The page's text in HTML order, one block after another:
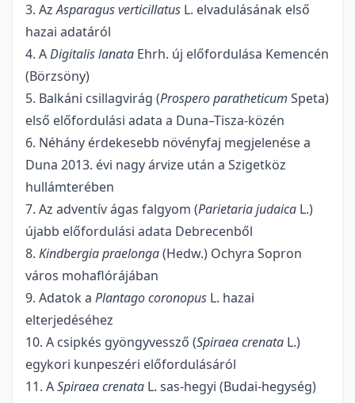
3. AzAsparagus verticillatus L. elvadulásának első
hazai adatáról
4. ADigitalis lanata Ehrh. új előfordulása Kemencén
(Börzsöny)
5. Balkáni csillagvirág (Prospero paratheticum Speta)
első előfordulási adata a Duna–Tisza-közén
6. Néhány érdekesebb növényfaj megjelenése a
Duna 2013. évi nagy árvize után a Szigetköz
hullámterében
7. Az adventív ágas falgyom (Parietaria judaica L.)
újabb előfordulási adata Debrecenből
8. Kindbergia praelonga(Hedw.) Ochyra Sopron
város mohaflórájában
9. Adatok a Plantago coronopus L. hazai
elterjedéséhez
10. A csipkés gyöngyvessző (Spiraea crenata L.)
egykori kunpeszéri előfordulásáról
11. ASpiraea crenata L. sas-hegyi (Budai-hegység)